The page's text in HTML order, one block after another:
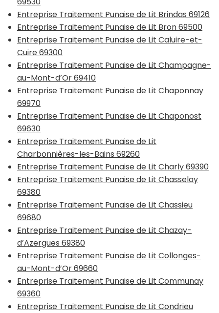
Entreprise Traitement Punaise de Lit Brindas 69126
Entreprise Traitement Punaise de Lit Bron 69500
Entreprise Traitement Punaise de Lit Caluire-et-
Cuire 69300
Entreprise Traitement Punaise de Lit Champagne-
au-Mont-d’Or 69410
Entreprise Traitement Punaise de Lit Chaponnay
69970
Entreprise Traitement Punaise de Lit Chaponost
69630
Entreprise Traitement Punaise de Lit
Charbonnières-les-Bains 69260
Entreprise Traitement Punaise de Lit Charly 69390
Entreprise Traitement Punaise de Lit Chasselay
69380
Entreprise Traitement Punaise de Lit Chassieu
69680
Entreprise Traitement Punaise de Lit Chazay-
d’Azergues 69380
Entreprise Traitement Punaise de Lit Collonges-
au-Mont-d’Or 69660
Entreprise Traitement Punaise de Lit Communay
69360
Entreprise Traitement Punaise de Lit Condrieu